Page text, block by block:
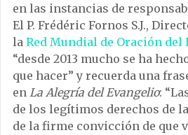
en las instancias de
El P. Frédéric Fornos S.J.,
la Red Mundial de Oración del
“desde 2013 mucho se ha
que hacer” y recuerda una
en La Alegría del Evangelio:
de los legítimos derechos de
de la firme convicción de que